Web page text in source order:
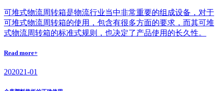
可堆式物流周转箱是物流行业当中非常重要的组成设备，对于
可堆式物流周转箱的使用，包含有很多方面的要求，而其可堆
式物流周转箱的标准式规则，也决定了产品使用的长久性。
Read more+
202021-01